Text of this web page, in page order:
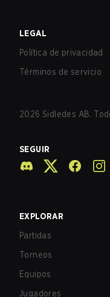
LEGAL
Política de privacidad
Términos de servicio
2026 Sidledes AB.
SEGUIR
EXPLORAR
Partidas
Torneos
Equipos
Jugadores